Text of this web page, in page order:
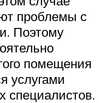
проблемы с
Поэтому
помещения
услугами
специалистов.